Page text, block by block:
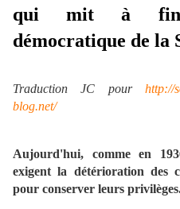
qui mit à fin
démocratique de la
Traduction JC pour http://
blog.net/
Aujourd'hui, comme en
exigent la détérioration des
pour conserver leurs